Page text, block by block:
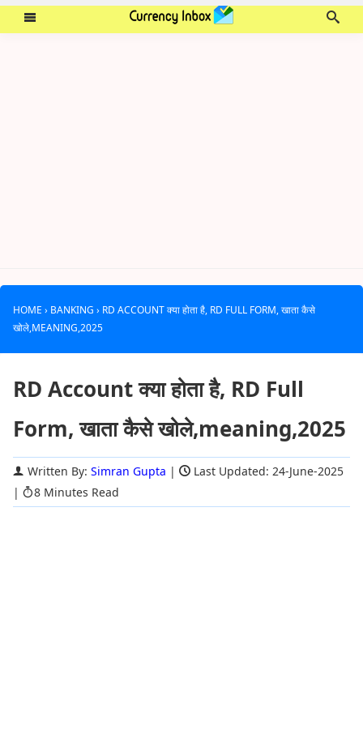
HOME › BANKING › RD ACCOUNT क्या होता है, RD FULL FORM, खाता कैसे
खोले,MEANING,2025
RD Account क्या होता है, RD Full
Form, खाता कैसे खोले,meaning,2025
Written By: Simran Gupta |
Last Updated: 24-June-2025
|
8 Minutes Read